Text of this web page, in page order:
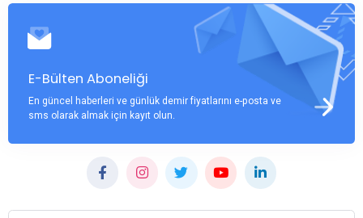
E-Bülten Aboneliği
En güncel haberleri ve günlük demir fiyatlarını e-posta ve
sms olarak almak için kayıt olun.